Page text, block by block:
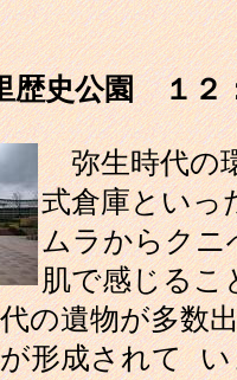
歴史公園 １２
弥生時代の
式倉庫といっ
ムラからクニ
肌で感じるこ
の遺物が多数
形成されて い